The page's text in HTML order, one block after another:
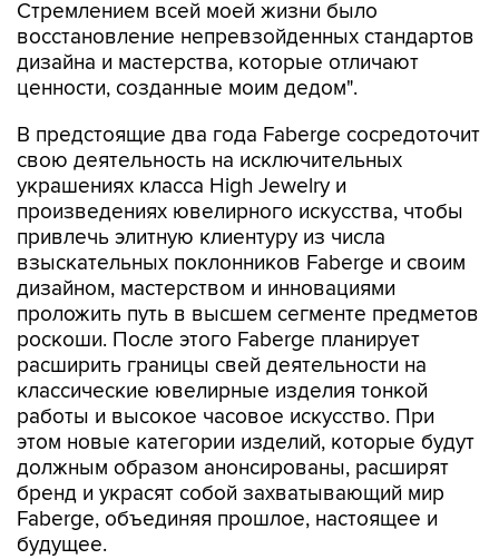
Стремлением всей моей жизни было
восстановление непревзойденных стандартов
дизайна и мастерства, которые отличают
ценности, созданные моим дедом".
В предстоящие два года Faberge сосредоточит
свою деятельность на исключительных
украшениях класса High Jewelry и
произведениях ювелирного искусства, чтобы
привлечь элитную клиентуру из числа
взыскательных поклонников Faberge и своим
дизайном, мастерством и инновациями
проложить путь в высшем сегменте предметов
роскоши. После этого Faberge планирует
расширить границы свей деятельности на
классические ювелирные изделия тонкой
работы и высокое часовое искусство. При
этом новые категории изделий, которые будут
должным образом анонсированы, расширят
бренд и украсят собой захватывающий мир
Faberge, объединяя прошлое, настоящее и
будущее.